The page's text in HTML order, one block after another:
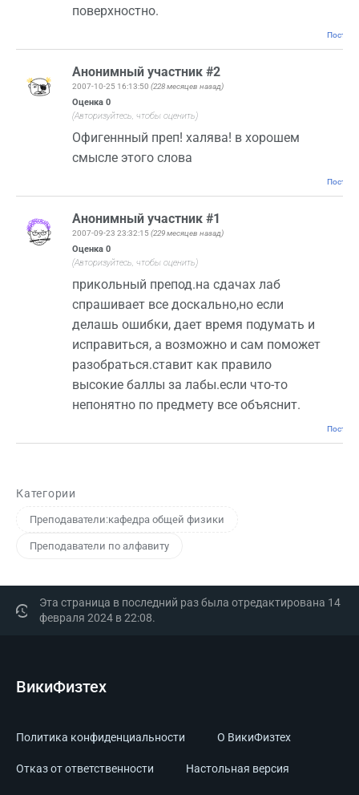
поверхностно.
Анонимный участник #2
2007-10-25 16:13:50 (228 месяцев назад)
Оценка 0
(Авторизуйтесь, чтобы оценить)
Офигеннный преп! халява! в хорошем
смысле этого слова
Анонимный участник #1
2007-09-23 23:32:15 (229 месяцев назад)
Оценка 0
(Авторизуйтесь, чтобы оценить)
прикольный препод.на сдачах лаб
спрашивает все доскально,но если
делашь ошибки, дает время подумать и
исправиться, а возможно и сам поможет
разобраться.ставит как правило
высокие баллы за лабы.если что-то
непонятно по предмету все объяснит.
Категории
Преподаватели:кафедра общей физики
Преподаватели по алфавиту
Эта страница в последний раз была отредактирована 14
февраля 2024 в 22:08.
ВикиФизтех
Политика конфиденциальности О ВикиФизтех
Отказ от ответственности Настольная версия